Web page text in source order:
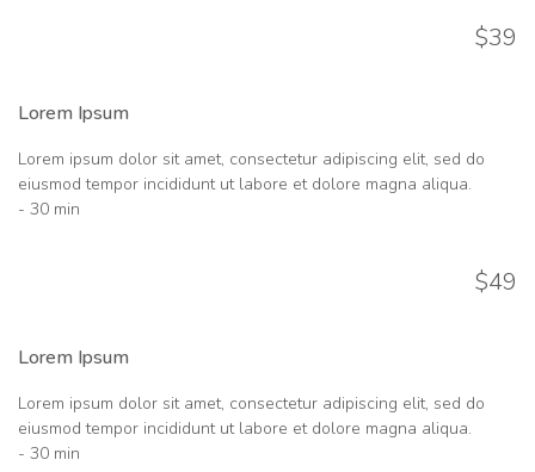
$39
Lorem Ipsum
Lorem ipsum dolor sit amet, consectetur adipiscing elit, sed do
eiusmod tempor incididunt ut labore et dolore magna aliqua.
- 30 min
$49
Lorem Ipsum
Lorem ipsum dolor sit amet, consectetur adipiscing elit, sed do
eiusmod tempor incididunt ut labore et dolore magna aliqua.
- 30 min